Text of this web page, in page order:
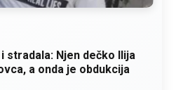
ona ga kupala,
jutro je poslao po